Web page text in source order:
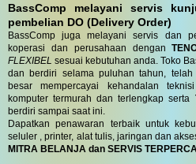
BassComp melayani servis
pembelian DO (Delivery Order)
BassComp juga melayani servis dan
koperasi dan perusahaan dengan
FLEXIBEL sesuai kebutuhan anda. Toko
dan berdiri selama puluhan tahun,
besar mempercayai kehandalan
komputer termurah dan terlengkap serta
berdiri sampai saat ini.
Dapatkan penawaran terbaik untuk
seluler , printer, alat tulis, jaringan dan
MITRA BELANJA dan SERVIS